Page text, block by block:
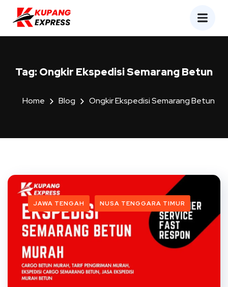
Tag: Ongkir Ekspedisi Semarang Betun
Home Blog Ongkir Ekspedisi Semarang Betun
JAWA TENGAH NUSA TENGGARA TIMUR